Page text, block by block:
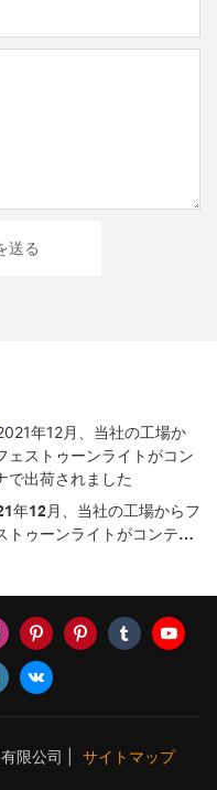
送る
年12月、当社の工場からフ
トゥーンライトがコンテナ
限公司 | サイトマップ